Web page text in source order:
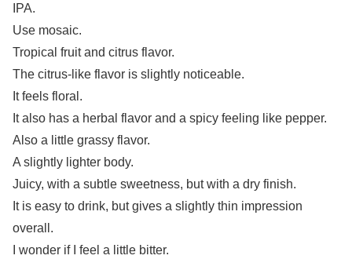
IPA.
Use mosaic.
Tropical fruit and citrus flavor.
The citrus-like flavor is slightly noticeable.
It feels floral.
It also has a herbal flavor and a spicy feeling like pepper.
Also a little grassy flavor.
A slightly lighter body.
Juicy, with a subtle sweetness, but with a dry finish.
It is easy to drink, but gives a slightly thin impression
overall.
I wonder if I feel a little bitter.